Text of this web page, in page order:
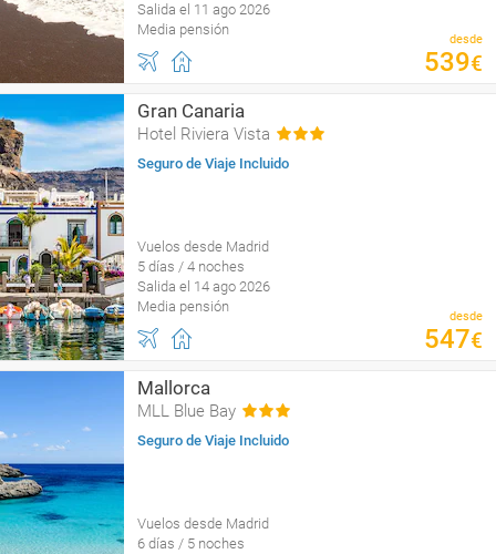
Salida el 11 ago 2026
Media pensión
desde
539€
Gran Canaria
Hotel Riviera Vista
Seguro de Viaje Incluido
Vuelos desde Madrid
5 días / 4 noches
Salida el 14 ago 2026
Media pensión
desde
547€
Mallorca
MLL Blue Bay
Seguro de Viaje Incluido
Vuelos desde Madrid
6 días / 5 noches